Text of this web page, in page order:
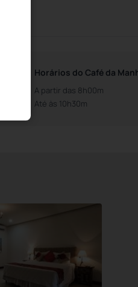
Horários do Café da
A partir das 8h00m
Até às 10h30m